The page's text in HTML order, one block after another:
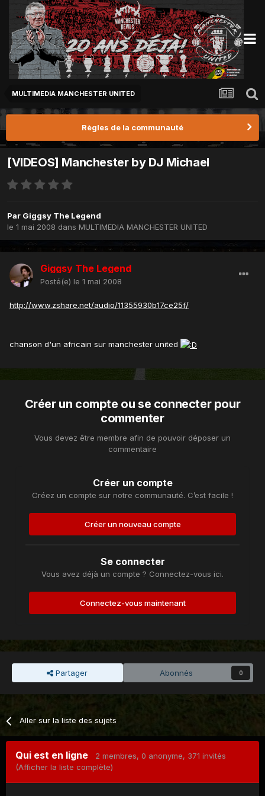
MULTIMEDIA MANCHESTER UNITED
Règles de la communauté
[VIDEOS] Manchester by DJ Michael
Par Giggsy The Legend
le 1 mai 2008 dans MULTIMEDIA MANCHESTER UNITED
Giggsy The Legend
Posté(e) le 1 mai 2008
http://www.zshare.net/audio/11355930b17ce25f/
chanson d'un africain sur manchester united
Créer un compte ou se connecter pour
commenter
Vous devez être membre afin de pouvoir déposer un
commentaire
Créer un compte
Créez un compte sur notre communauté. C’est facile !
Créer un nouveau compte
Se connecter
Vous avez déjà un compte ? Connectez-vous ici.
Connectez-vous maintenant
Partager Abonnés 0
Aller sur la liste des sujets
Qui est en ligne 2 membres, 0 anonyme, 371 invités
(Afficher la liste complète)